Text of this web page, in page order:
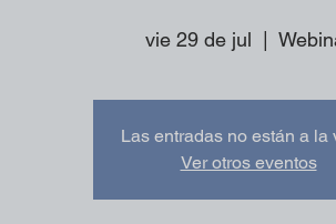
vie 29 de jul
Las entradas no están a la
Ver otros eventos